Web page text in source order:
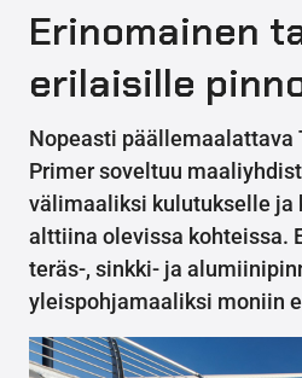
Erinomainen
erilaisille
Nopeasti päällemaalattava
Primer soveltuu
välimaaliksi kulutukselle ja
alttiina olevissa kohteissa.
teräs-, sinkki- ja
yleispohjamaaliksi moniin